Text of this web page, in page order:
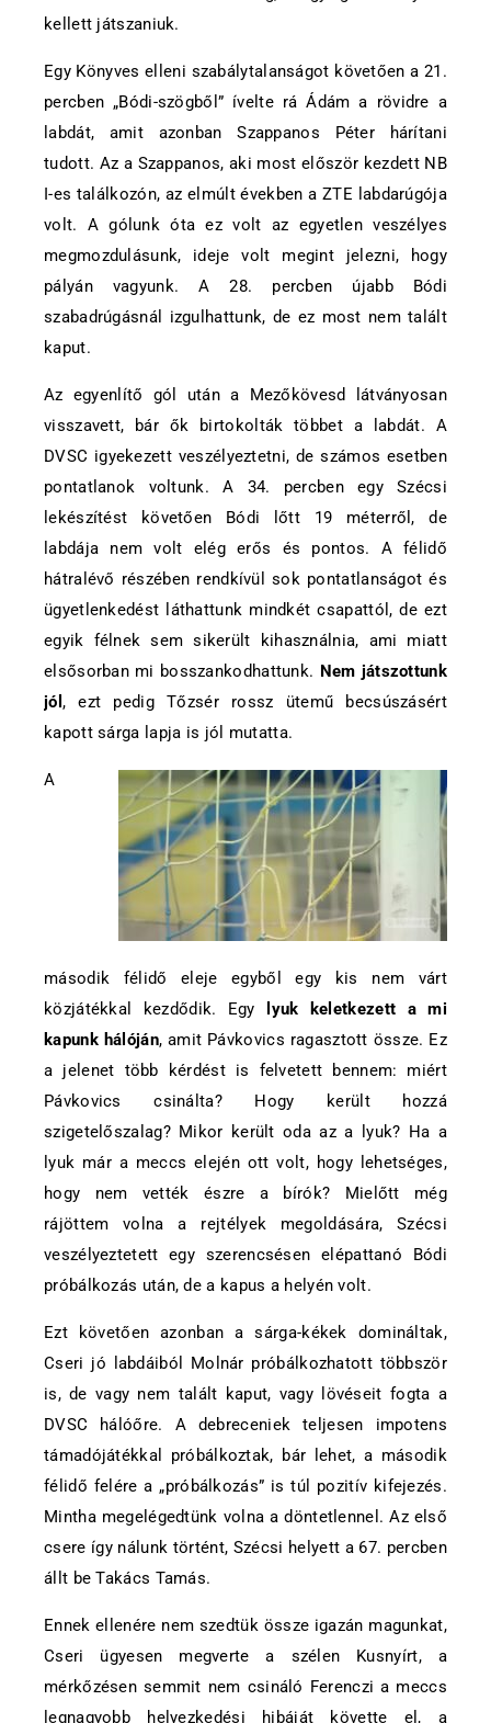
kellett játszaniuk.
Egy Könyves elleni szabálytalanságot követően a 21.
percben „Bódi-szögből” ívelte rá Ádám a rövidre a
labdát, amit azonban Szappanos Péter hárítani
tudott. Az a Szappanos, aki most először kezdett NB
I-es találkozón, az elmúlt években a ZTE labdarúgója
volt. A gólunk óta ez volt az egyetlen veszélyes
megmozdulásunk, ideje volt megint jelezni, hogy
pályán vagyunk. A 28. percben újabb Bódi
szabadrúgásnál izgulhattunk, de ez most nem talált
kaput.
Az egyenlítő gól után a Mezőkövesd látványosan
visszavett, bár ők birtokolták többet a labdát. A
DVSC igyekezett veszélyeztetni, de számos esetben
pontatlanok voltunk. A 34. percben egy Szécsi
lekészítést követően Bódi lőtt 19 méterről, de
labdája nem volt elég erős és pontos. A félidő
hátralévő részében rendkívül sok pontatlanságot és
ügyetlenkedést láthattunk mindkét csapattól, de ezt
egyik félnek sem sikerült kihasználnia, ami miatt
elsősorban mi bosszankodhattunk. Nem játszottunk
jól , ezt pedig Tőzsér rossz ütemű becsúszásért
kapott sárga lapja is jól mutatta.
A
második félidő eleje egyből egy kis nem várt
közjátékkal kezdődik. Egy
lyuk keletkezett a mi
kapunk hálóján, amit Pávkovics ragasztott össze. Ez
a jelenet több kérdést is felvetett bennem: miért
Pávkovics csinálta? Hogy került hozzá
szigetelőszalag? Mikor került oda az a lyuk? Ha a
lyuk már a meccs elején ott volt, hogy lehetséges,
hogy nem vették észre a bírók? Mielőtt még
rájöttem volna a rejtélyek megoldására, Szécsi
veszélyeztetett egy szerencsésen elépattanó Bódi
próbálkozás után, de a kapus a helyén volt.
Ezt követően azonban a sárga-kékek domináltak,
Cseri jó labdáiból Molnár próbálkozhatott többször
is, de vagy nem talált kaput, vagy lövéseit fogta a
DVSC hálóőre. A debreceniek teljesen impotens
támadójátékkal próbálkoztak, bár lehet, a második
félidő felére a „próbálkozás” is túl pozitív kifejezés.
Mintha megelégedtünk volna a döntetlennel. Az első
csere így nálunk történt, Szécsi helyett a 67. percben
állt be Takács Tamás.
Ennek ellenére nem szedtük össze igazán magunkat,
Cseri ügyesen megverte a szélen Kusnyírt, a
mérkőzésen semmit nem csináló Ferenczi a meccs
legnagyobb helyezkedési hibáját követte el, a